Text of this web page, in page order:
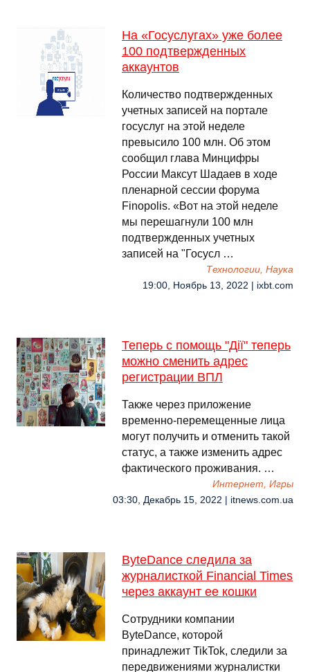
На «Госуслугах» уже более
100 подтвержденных
аккаунтов
Количество подтвержденных
учетных записей на портале
госуслуг на этой неделе
превысило 100 млн. Об этом
сообщил глава Минцифры
России Максут Шадаев в ходе
пленарной сессии форума
Finopolis. «Вот на этой неделе
мы перешагнули 100 млн
подтвержденных учетных
записей на "Госусл …
Технологии, Наука
19:00, Ноябрь 13, 2022 | ixbt.com
Теперь с помощь "Дії" теперь
можно сменить адрес
регистрации ВПЛ
Также через приложение
временно-перемещенные лица
могут получить и отменить такой
статус, а также изменить адрес
фактического проживания. …
Интернет, Игры
03:30, Декабрь 15, 2022 | itnews.com.ua
ByteDance следила за
журналисткой Financial Times
через аккаунт ее кошки
Сотрудники компании
ByteDance, которой
принадлежит TikTok, следили за
передвижениями журналистки